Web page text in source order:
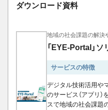
ダウンロード資料
地域の社会課題の解決
「EYE-Portal」
サービスの特徴
デジタル技術活用や
のサービス（アプリ
スで地域の社会課題